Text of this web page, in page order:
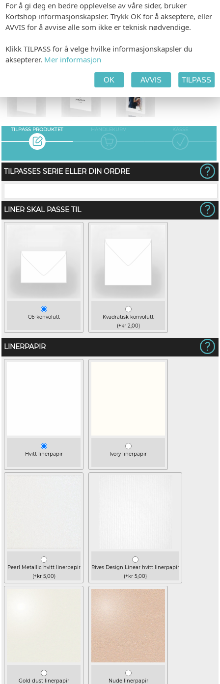
GJESTEBOK SMÅ PLAKATER
TALEKORT TAKKEKORT
TILPASS PRODUKTET HANDLEKURV KASSE
TILPASSES SERIE ELLER DIN ORDRE
LINER SKAL PASSE TIL
C6-konvolutt
Kvadratisk konvolutt
(+kr 2,00)
LINERPAPIR
Hvitt linerpapir Ivory linerpapir
Pearl Metallic hvitt linerpapir
(+kr 5,00)
Rives Design Linear hvitt linerpapir
(+kr 5,00)
Gold dust linerpapir Nude linerpapir
For å gi deg en bedre opplevelse av våre sider, bruker
Kortshop informasjonskapsler. Trykk OK for å akseptere, eller
AVVIS for å avvise alle som ikke er teknisk nødvendige.
Klikk TILPASS for å velge hvilke informasjonskapsler du
aksepterer. Mer informasjon
OK AVVIS TILPASS